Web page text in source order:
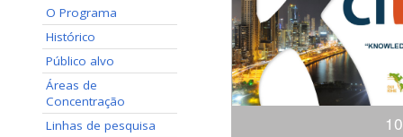
O Programa
Histórico
Público alvo
Áreas de
Concentração
Linhas de pesquisa